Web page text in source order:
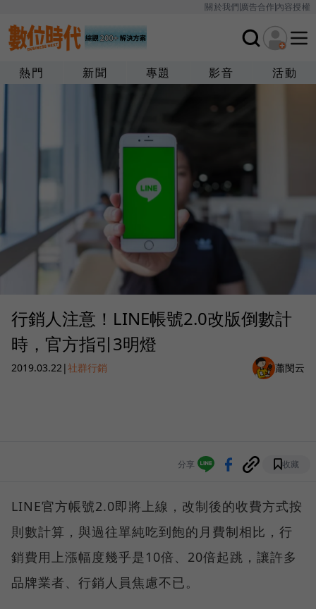
關於我們廣告合作內容授權
熱門 新聞 專題 影音 活動
行銷人注意！LINE帳號2.0改版倒數計
時，官方指引3明燈
2019.03.22|社群行銷 蕭閔云
分享 收藏
LINE官方帳號2.0即將上線，改制後的收費方式按
則數計算，與過往單純吃到飽的月費制相比，行
銷費用上漲幅度幾乎是10倍、20倍起跳，讓許多
品牌業者、行銷人員焦慮不已。